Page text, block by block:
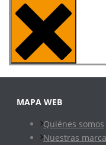
MAPA WEB
Quiénes somos
Nuestras